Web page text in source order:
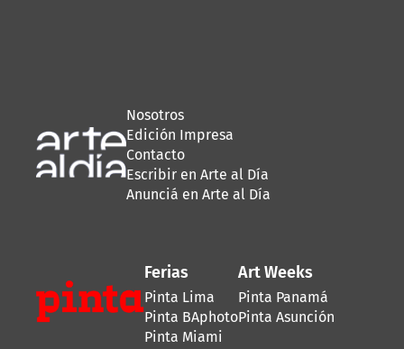
Nosotros
Edición Impresa
Contacto
Escribir en Arte al Día
Anunciá en Arte al Día
Ferias
Pinta Lima
Pinta BAphoto
Pinta Miami
Art Weeks
Pinta Panamá
Pinta Asunción